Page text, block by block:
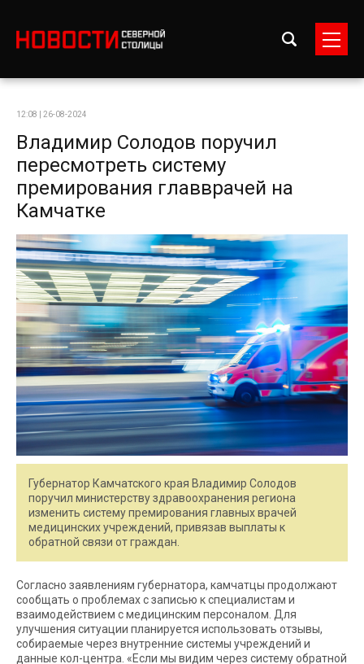
12:08 | 26-08-2024
Владимир Солодов поручил
пересмотреть систему
премирования главврачей на
Камчатке
Губернатор Камчатского края Владимир Солодов
поручил министерству здравоохранения региона
изменить систему премирования главных врачей
медицинских учреждений, привязав выплаты к
обратной связи от граждан.
Согласно заявлениям губернатора, камчатцы продолжают
сообщать о проблемах с записью к специалистам и
взаимодействием с медицинским персоналом. Для
улучшения ситуации планируется использовать отзывы,
собираемые через внутренние системы учреждений и
данные кол-центра. «Если мы видим через систему обратной